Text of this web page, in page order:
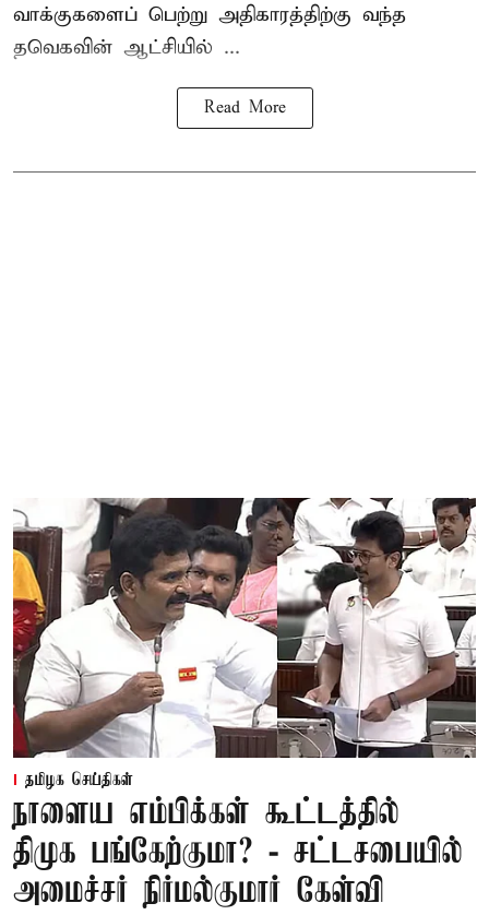
வாக்குகளைப் பெற்று அதிகாரத்திற்கு வந்த
தவெகவின் ஆட்சியில் ...
Read More
தமிழக செய்திகள்
நாளைய எம்பிக்கள் கூட்டத்தில்
திமுக பங்கேற்குமா? - சட்டசபையில்
அமைச்சர் நிர்மல்குமார் கேள்வி